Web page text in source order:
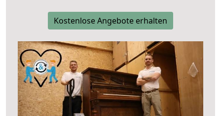
Kostenlose Angebote erhalten